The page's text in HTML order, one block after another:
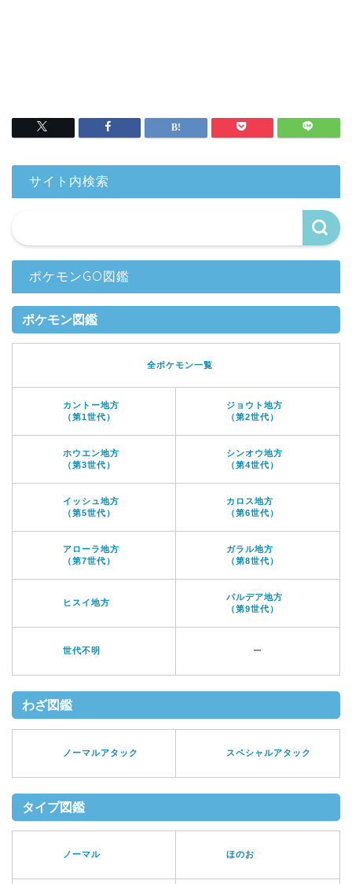
サイト内検索
ポケモンGO図鑑
ポケモン図鑑
全ポケモン一覧
カントー地方
（第1世代）
ジョウト地方
（第2世代）
ホウエン地方
（第3世代）
シンオウ地方
（第4世代）
イッシュ地方
（第5世代）
カロス地方
（第6世代）
アローラ地方
（第7世代）
ガラル地方
（第8世代）
ヒスイ地方
パルデア地方
（第9世代）
世代不明 ー
わざ図鑑
ノーマルアタック スペシャルアタック
タイプ図鑑
ノーマル ほのお